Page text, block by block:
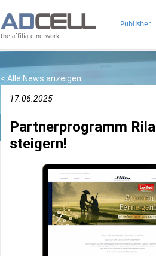
the affiliate network
Publisher
< Alle News anzeigen
17.06.2025
Partnerprogramm
steigern!